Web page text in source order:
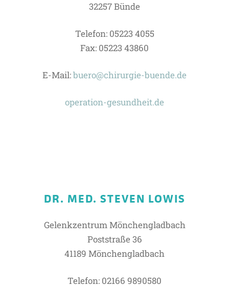
32257 Bünde
Telefon: 05223 4055
Fax: 05223 43860
E-Mail:buero@chirurgie-buende.de
operation-gesundheit.de
DR. MED. STEVEN LOWIS
Gelenkzentrum Mönchengladbach
Poststraße 36
41189 Mönchengladbach
Telefon: 02166 9890580